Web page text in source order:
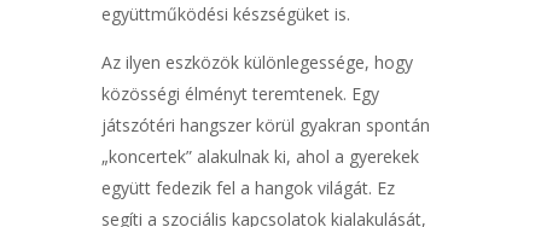
együttműködési készségüket is.
Az ilyen eszközök különlegessége, hogy
közösségi élményt teremtenek. Egy
játszótéri hangszer körül gyakran spontán
„koncertek” alakulnak ki, ahol a gyerekek
együtt fedezik fel a hangok világát. Ez
segíti a szociális kapcsolatok kialakulását,